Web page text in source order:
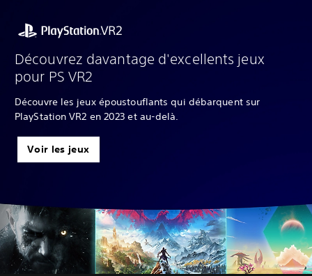
Découvrez davantage d'excellents jeux
pour PS VR2
Découvre les jeux époustouflants qui débarquent sur
PlayStation VR2 en 2023 et au-delà.
Voir les jeux